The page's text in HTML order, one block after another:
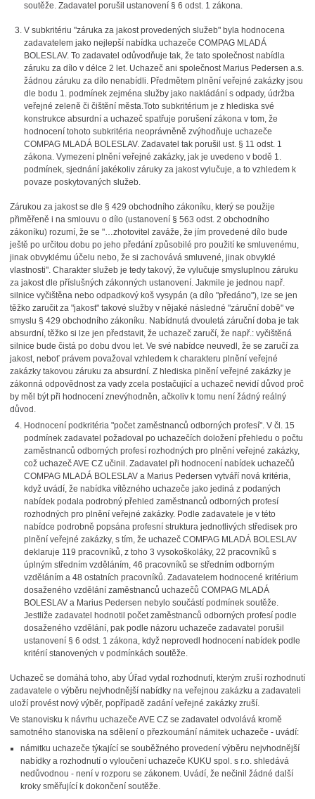
soutěže. Zadavatel porušil ustanovení § 6 odst. 1 zákona.
V subkritériu "záruka za jakost provedených služeb" byla hodnocena
zadavatelem jako nejlepší nabídka uchazeče COMPAG MLADÁ
BOLESLAV. To zadavatel odůvodňuje tak, že tato společnost nabídla
záruku za dílo v délce 2 let. Uchazeč ani společnost Marius Pedersen a.s.
žádnou záruku za dílo nenabídli. Předmětem plnění veřejné zakázky jsou
dle bodu 1. podmínek zejména služby jako nakládání s odpady, údržba
veřejné zeleně či čištění města.Toto subkritérium je z hlediska své
konstrukce absurdní a uchazeč spatřuje porušení zákona v tom, že
hodnocení tohoto subkritéria neoprávněně zvýhodňuje uchazeče
COMPAG MLADÁ BOLESLAV. Zadavatel tak porušil ust. § 11 odst. 1
zákona. Vymezení plnění veřejné zakázky, jak je uvedeno v bodě 1.
podmínek, sjednání jakékoliv záruky za jakost vylučuje, a to vzhledem k
povaze poskytovaných služeb.
Zárukou za jakost se dle § 429 obchodního zákoníku, který se použije
přiměřeně i na smlouvu o dílo (ustanovení § 563 odst. 2 obchodního
zákoníku) rozumí, že se "…zhotovitel zaváže, že jím provedené dílo bude
ještě po určitou dobu po jeho předání způsobilé pro použití ke smluvenému,
jinak obvyklému účelu nebo, že si zachovává smluvené, jinak obvyklé
vlastnosti". Charakter služeb je tedy takový, že vylučuje smysluplnou záruku
za jakost dle příslušných zákonných ustanovení. Jakmile je jednou např.
silnice vyčištěna nebo odpadkový koš vysypán (a dílo "předáno"), lze se jen
těžko zaručit za "jakost" takové služby v nějaké následné "záruční době" ve
smyslu § 429 obchodního zákoníku. Nabídnutá dvouletá záruční doba je tak
absurdní, těžko si lze jen představit, že uchazeč zaručí, že např.: vyčištěná
silnice bude čistá po dobu dvou let. Ve své nabídce neuvedl, že se zaručí za
jakost, neboť právem považoval vzhledem k charakteru plnění veřejné
zakázky takovou záruku za absurdní. Z hlediska plnění veřejné zakázky je
zákonná odpovědnost za vady zcela postačující a uchazeč nevidí důvod proč
by měl být při hodnocení znevýhodněn, ačkoliv k tomu není žádný reálný
důvod.
Hodnocení podkritéria "počet zaměstnanců odborných profesí". V čl. 15
podmínek zadavatel požadoval po uchazečích doložení přehledu o počtu
zaměstnanců odborných profesí rozhodných pro plnění veřejné zakázky,
což uchazeč AVE CZ učinil. Zadavatel při hodnocení nabídek uchazečů
COMPAG MLADÁ BOLESLAV a Marius Pedersen vytváří nová kritéria,
když uvádí, že nabídka vítězného uchazeče jako jediná z podaných
nabídek podala podrobný přehled zaměstnanců odborných profesí
rozhodných pro plnění veřejné zakázky. Podle zadavatele je v této
nabídce podrobně popsána profesní struktura jednotlivých středisek pro
plnění veřejné zakázky, s tím, že uchazeč COMPAG MLADÁ BOLESLAV
deklaruje 119 pracovníků, z toho 3 vysokoškoláky, 22 pracovníků s
úplným středním vzděláním, 46 pracovníků se středním odborným
vzděláním a 48 ostatních pracovníků. Zadavatelem hodnocené kritérium
dosaženého vzdělání zaměstnanců uchazečů COMPAG MLADÁ
BOLESLAV a Marius Pedersen nebylo součástí podmínek soutěže.
Jestliže zadavatel hodnotil počet zaměstnanců odborných profesí podle
dosaženého vzdělání, pak podle názoru uchazeče zadavatel porušil
ustanovení § 6 odst. 1 zákona, když neprovedl hodnocení nabídek podle
kritérií stanovených v podmínkách soutěže.
Uchazeč se domáhá toho, aby Úřad vydal rozhodnutí, kterým zruší rozhodnutí
zadavatele o výběru nejvhodnější nabídky na veřejnou zakázku a zadavateli
uloží provést nový výběr, popřípadě zadání veřejné zakázky zruší.
Ve stanovisku k návrhu uchazeče AVE CZ se zadavatel odvolává kromě
samotného stanoviska na sdělení o přezkoumání námitek uchazeče - uvádí:
námitku uchazeče týkající se souběžného provedení výběru nejvhodnější
nabídky a rozhodnutí o vyloučení uchazeče KUKU spol. s r.o. shledává
nedůvodnou - není v rozporu se zákonem. Uvádí, že nečinil žádné další
kroky směřující k dokončení soutěže.